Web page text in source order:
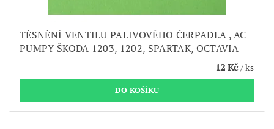
TĚSNĚNÍ VENTILU PALIVOVÉHO ČERPADLA , AC
PUMPY ŠKODA 1203, 1202, SPARTAK, OCTAVIA
12 Kč/ ks